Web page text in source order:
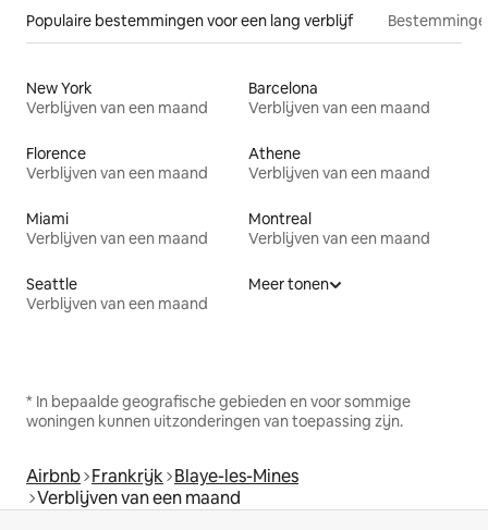
Populaire bestemmingen voor een lang verblijf
New York
Verblijven van een maand
Barcelona
Verblijven van een maand
Florence
Verblijven van een maand
Athene
Verblijven van een maand
Miami
Verblijven van een maand
Montreal
Verblijven van een maand
Seattle
Verblijven van een maand
Meer tonen
* In bepaalde geografische gebieden en voor sommige
woningen kunnen uitzonderingen van toepassing zijn.
Airbnb Frankrijk Blaye-les-Mines
Verblijven van een maand